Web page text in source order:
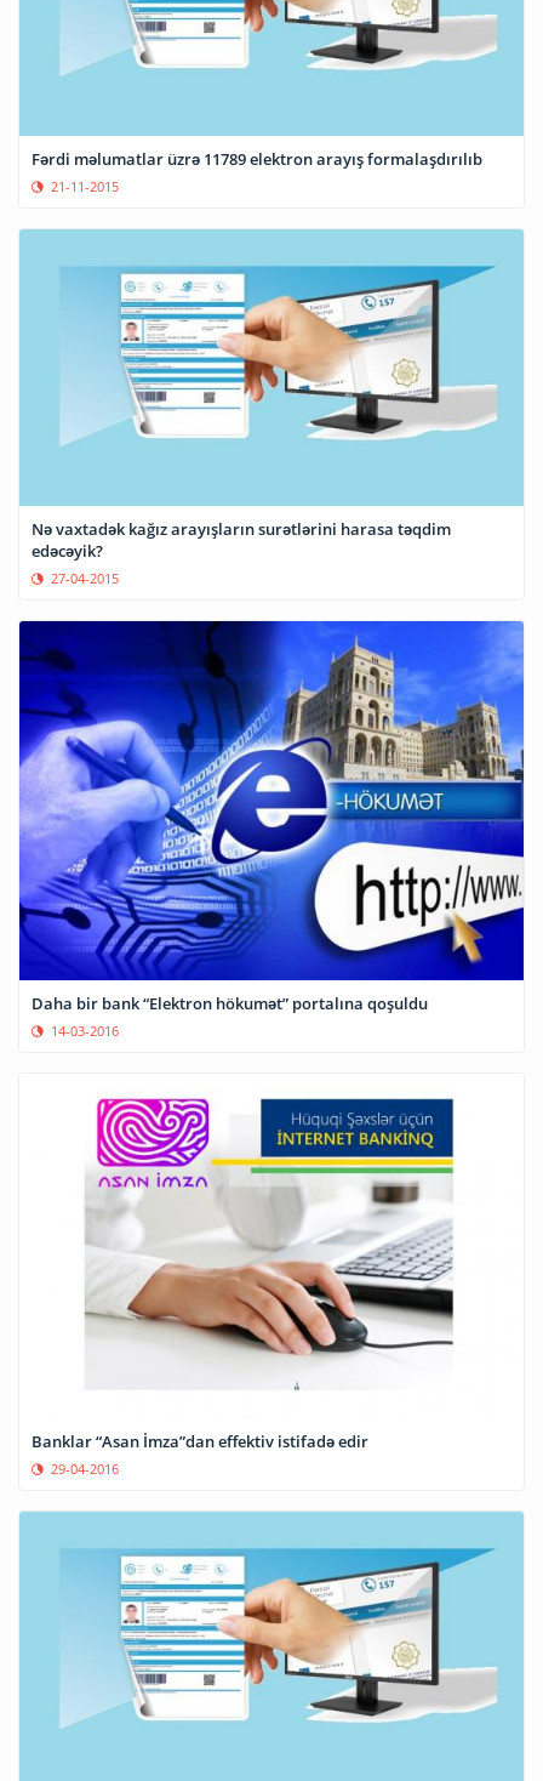
Fərdi məlumatlar üzrə 11789 elektron arayış formalaşdırılıb
21-11-2015
Nə vaxtadək kağız arayışların surətlərini harasa təqdim
edəcəyik?
27-04-2015
Daha bir bank “Elektron hökumət” portalına qoşuldu
14-03-2016
Banklar “Asan İmza”dan effektiv istifadə edir
29-04-2016